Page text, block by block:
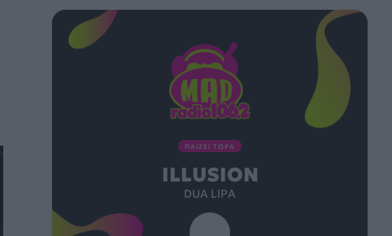
ΠΑΙΖΕΙ ΤΩΡΑ
ILLUSION
DUA LIPA